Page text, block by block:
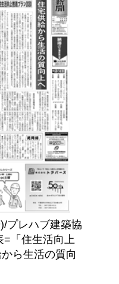
プレハブ建築協
=「住生活向上
ら生活の質向